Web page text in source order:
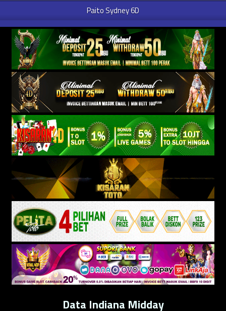
Paito Sydney 6D
Data Indiana Midday